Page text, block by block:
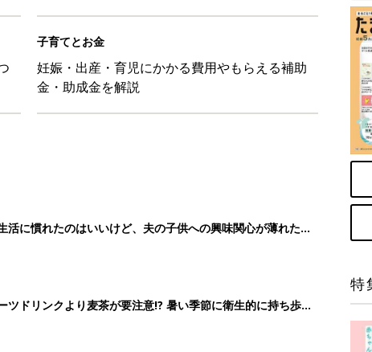
ドリンクより麦茶が要注意!? 暑い季節に衛生的に持ち歩
かわいくて一目ぼれ！」買うべき小物アイテム4選
5 6 7 >
特